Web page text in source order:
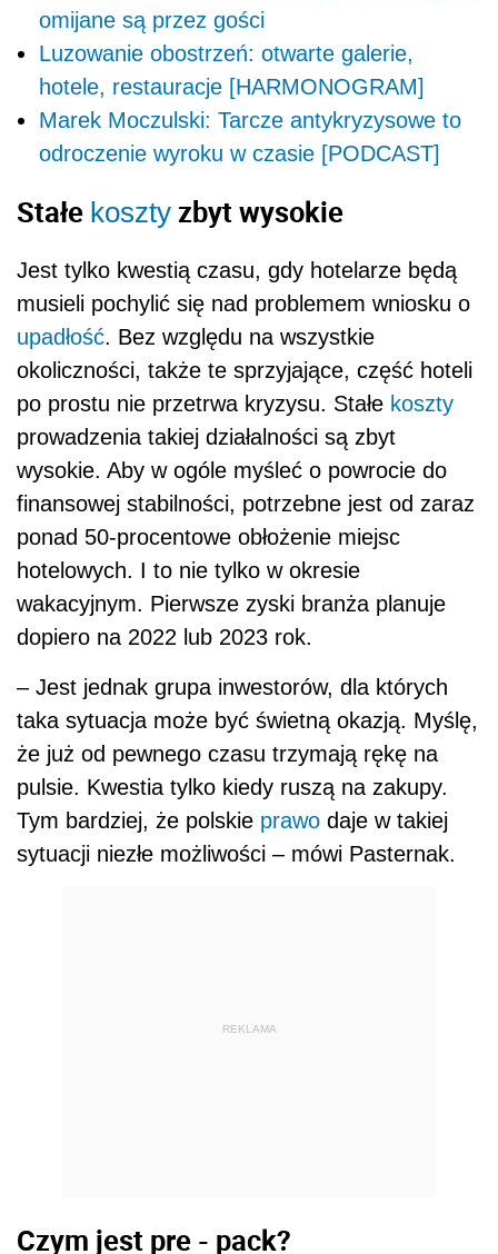
omijane są przez gości
Luzowanie obostrzeń: otwarte galerie,
hotele, restauracje [HARMONOGRAM]
Marek Moczulski: Tarcze antykryzysowe to
odroczenie wyroku w czasie [PODCAST]
Stałe koszty zbyt wysokie
Jest tylko kwestią czasu, gdy hotelarze będą
musieli pochylić się nad problemem wniosku o
upadłość. Bez względu na wszystkie
okoliczności, także te sprzyjające, część hoteli
po prostu nie przetrwa kryzysu. Stałe koszty
prowadzenia takiej działalności są zbyt
wysokie. Aby w ogóle myśleć o powrocie do
finansowej stabilności, potrzebne jest od zaraz
ponad 50-procentowe obłożenie miejsc
hotelowych. I to nie tylko w okresie
wakacyjnym. Pierwsze zyski branża planuje
dopiero na 2022 lub 2023 rok.
– Jest jednak grupa inwestorów, dla których
taka sytuacja może być świetną okazją. Myślę,
że już od pewnego czasu trzymają rękę na
pulsie. Kwestia tylko kiedy ruszą na zakupy.
Tym bardziej, że polskie prawo daje w takiej
sytuacji niezłe możliwości – mówi Pasternak.
REKLAMA
Czym jest pre - pack?